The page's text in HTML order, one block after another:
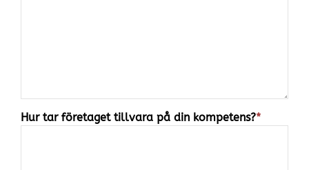
Hur tar företaget tillvara på din kompetens?*